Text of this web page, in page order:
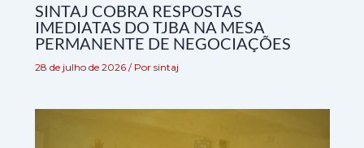
SINTAJ COBRA RESPOSTAS
IMEDIATAS DO TJBA NA MESA
PERMANENTE DE NEGOCIAÇÕES
28 de julho de 2026 / Por sintaj